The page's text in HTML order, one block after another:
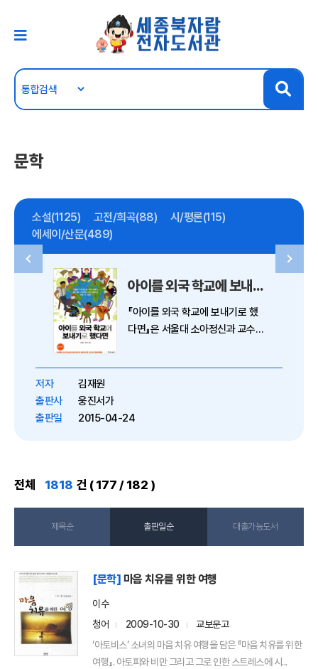
문학
소설(1125) 고전/희곡(88)
시/평론(115)
에세이/산문(489)
아이를 외국 학교에 보내기로 했다면
『아이를 외국 학교에 보내기로 했
다면』은 서울대 소아정신과 교수
저자
김재원
출판사
웅진서가
출판일
2015-04-24
전체 1818 건 ( 177 / 182 )
제목순 출판일순 대출가능도서
[문학] 마음 치유를 위한 여행
이수
청어
2009-10-30
교보문고
‘아토비스’ 소녀의 마음 치유 여행을 담은 『마음 치유를 위한
여행』. 아토피와 비만 그리고 그로 인한 스트레스에 시...